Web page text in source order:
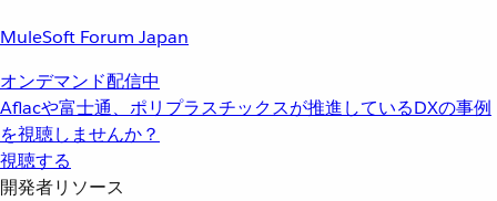
MuleSoft Forum Japan
オンデマンド配信中
Aflacや富士通、ポリプラスチックスが推進しているDXの事例
を視聴しませんか？
視聴する
開発者リソース